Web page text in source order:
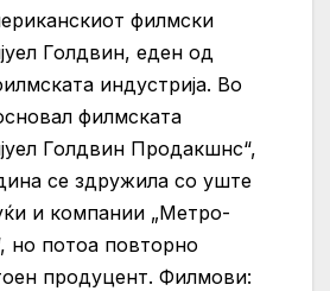
филмски
Голдвин, еден од
индустрија. Во
филмската
Голдвин Продакшнс“,
се здружила со уште
и компании „Метро-
но потоа повторно
продуцент. Филмови: